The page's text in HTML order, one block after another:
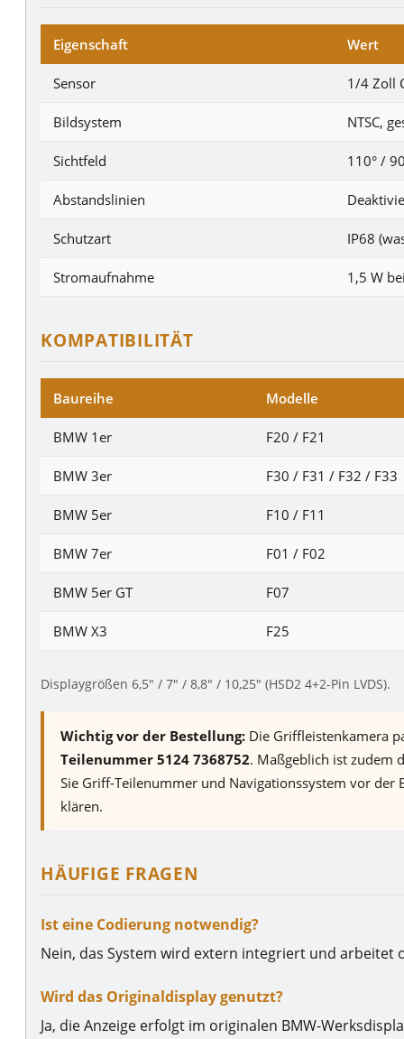
Eigenschaft Wert
Sensor 1/4 Zoll
Bildsystem NTSC,
Sichtfeld 110° /
Abstandslinien
Schutzart IP68
Stromaufnahme 1,5 W
KOMPATIBILITÄT
Baureihe Modelle
BMW 1er F20 / F21
BMW 3er F30 / F31 / F32 / F33
BMW 5er F10 / F11
BMW 7er F01 / F02
BMW 5er GT F07
BMW X3 F25
Displaygrößen 6,5″ / 7″ / 8,8″ / 10,25″ (HSD2 4+2-Pin LVDS).
Wichtig vor der Bestellung: Die Griffleistenkamera
Teilenummer 5124 7368752. Maßgeblich ist zudem
Sie Griff-Teilenummer und Navigationssystem vor der
klären.
HÄUFIGE FRAGEN
Ist eine Codierung notwendig?
Nein, das System wird extern integriert und arbeitet
Wird das Originaldisplay genutzt?
Ja, die Anzeige erfolgt im originalen BMW-